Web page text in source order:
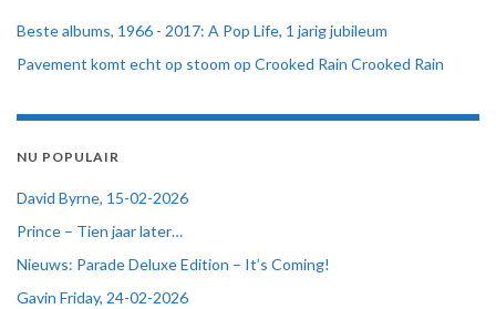
Beste albums, 1966 - 2017: A Pop Life, 1 jarig jubileum
Pavement komt echt op stoom op Crooked Rain Crooked Rain
NU POPULAIR
David Byrne, 15-02-2026
Prince – Tien jaar later…
Nieuws: Parade Deluxe Edition – It’s Coming!
Gavin Friday, 24-02-2026